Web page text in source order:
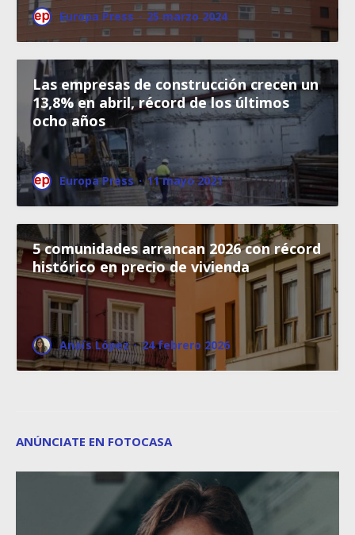
Europa Press · 25 marzo 2024
Las empresas de construcción crecen un
13,8% en abril, récord de los últimos
ocho años
Europa Press · 11 mayo 2021
5 comunidades arrancan 2026 con récord
histórico en precio de vivienda
Anaïs López · 24 febrero 2026
ANÚNCIATE EN FOTOCASA